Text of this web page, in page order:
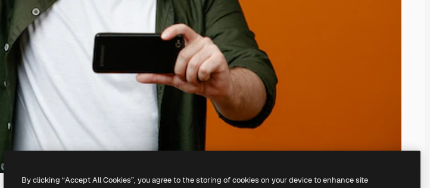
By clicking “Accept All Cookies”, you agree to the storing of cookies on your device to enhance site